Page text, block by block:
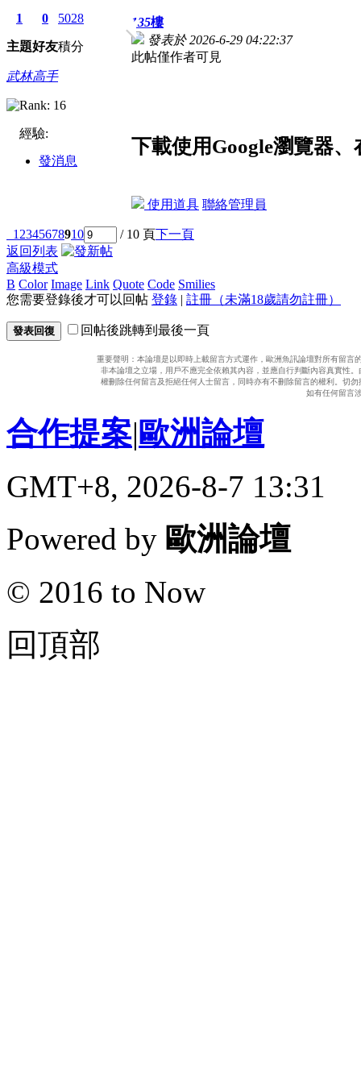
1
主題
0
好友
5028
積分
武林高手
經驗:
發消息
135樓
發表於 2026-6-29 04:22:37
此帖僅作者可見
下載使用Google瀏覽器
使用道具 聯絡管理員
1 2345678910 / 10 頁下一頁
返回列表
高級模式
B Color Image Link Quote Code Smilies
您需要登錄後才可以回帖 登錄 | 註冊（未滿18歲請勿註冊）
發表回復 回帖後跳轉到最後一頁
重要聲明：本論壇是以即時上載留言方式運作，歐洲魚訊論壇對所有留
非本論壇之立場，用戶不應完全依賴其內容，並應自行判斷內容真實性
權刪除任何留言及拒絕任何人士留言，同時亦有不刪除留言的權利。切
如有任何留言
合作提案|歐洲論壇
GMT+8, 2026-8-7 13:31
Powered by 歐洲論壇
© 2016 to Now
回頂部